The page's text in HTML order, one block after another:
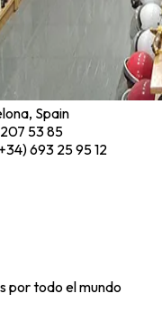
Spain
53 85
693 25 95 12
por todo el mundo